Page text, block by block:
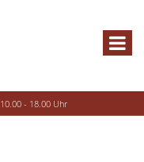
- 18.00 Uhr